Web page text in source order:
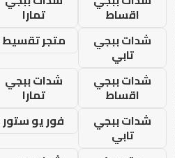
اقساط
تمارا
شدات ببجي
تابي
متجر تقسيط
شدات ببجي
اقساط
شدات ببجي
تمارا
شدات ببجي
تابي
فور يو ستور